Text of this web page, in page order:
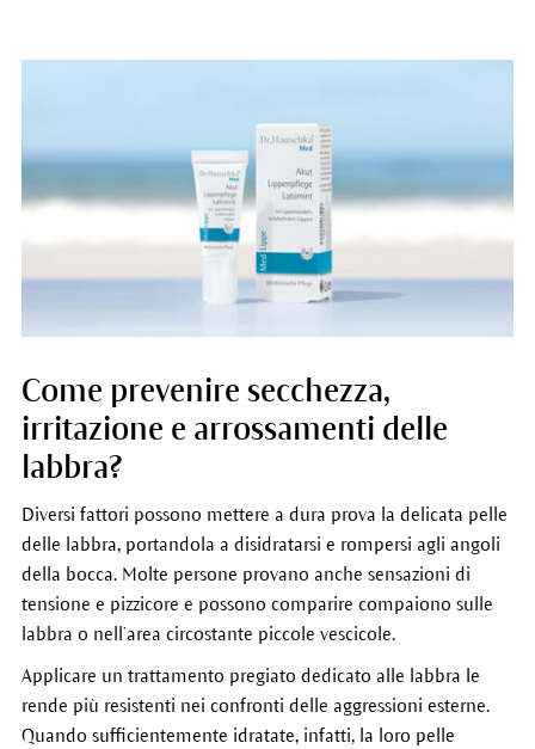
Come prevenire secchezza,
irritazione e arrossamenti delle
labbra?
Diversi fattori possono mettere a dura prova la delicata pelle
delle labbra, portandola a disidratarsi e rompersi agli angoli
della bocca. Molte persone provano anche sensazioni di
tensione e pizzicore e possono comparire compaiono sulle
labbra o nell’area circostante piccole vescicole.
Applicare un trattamento pregiato dedicato alle labbra le
rende più resistenti nei confronti delle aggressioni esterne.
Quando sufficientemente idratate, infatti, la loro pelle